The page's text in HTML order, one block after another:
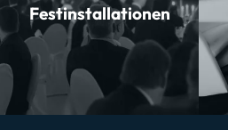
Festinstallationen